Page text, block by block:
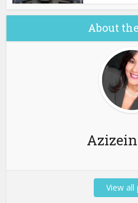
About
View all